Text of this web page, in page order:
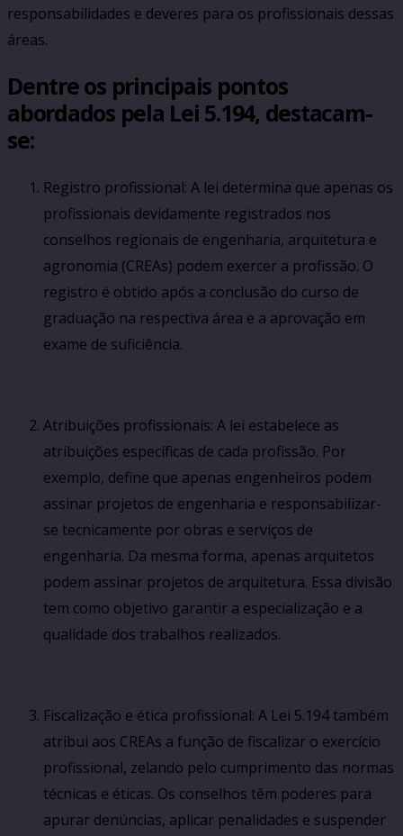
responsabilidades e deveres para os profissionais dessas
áreas.
Dentre os principais pontos
abordados pela Lei 5.194, destacam-
se:
Registro profissional: A lei determina que apenas os
profissionais devidamente registrados nos
conselhos regionais de engenharia, arquitetura e
agronomia (CREAs) podem exercer a profissão. O
registro é obtido após a conclusão do curso de
graduação na respectiva área e a aprovação em
exame de suficiência.
Atribuições profissionais: A lei estabelece as
atribuições específicas de cada profissão. Por
exemplo, define que apenas engenheiros podem
assinar projetos de engenharia e responsabilizar-
se tecnicamente por obras e serviços de
engenharia. Da mesma forma, apenas arquitetos
podem assinar projetos de arquitetura. Essa divisão
tem como objetivo garantir a especialização e a
qualidade dos trabalhos realizados.
Fiscalização e ética profissional: A Lei 5.194 também
atribui aos CREAs a função de fiscalizar o exercício
profissional, zelando pelo cumprimento das normas
técnicas e éticas. Os conselhos têm poderes para
apurar denúncias, aplicar penalidades e suspender